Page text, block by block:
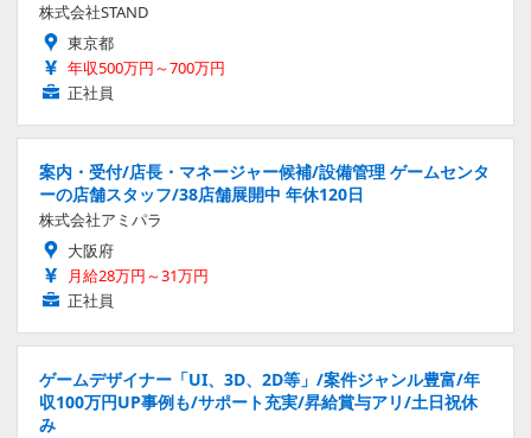
株式会社STAND
東京都
年収500万円～700万円
正社員
案内・受付/店長・マネージャー候補/設備管理 ゲームセンタ
ーの店舗スタッフ/38店舗展開中 年休120日
株式会社アミパラ
大阪府
月給28万円～31万円
正社員
ゲームデザイナー「UI、3D、2D等」/案件ジャンル豊富/年
収100万円UP事例も/サポート充実/昇給賞与アリ/土日祝休
み